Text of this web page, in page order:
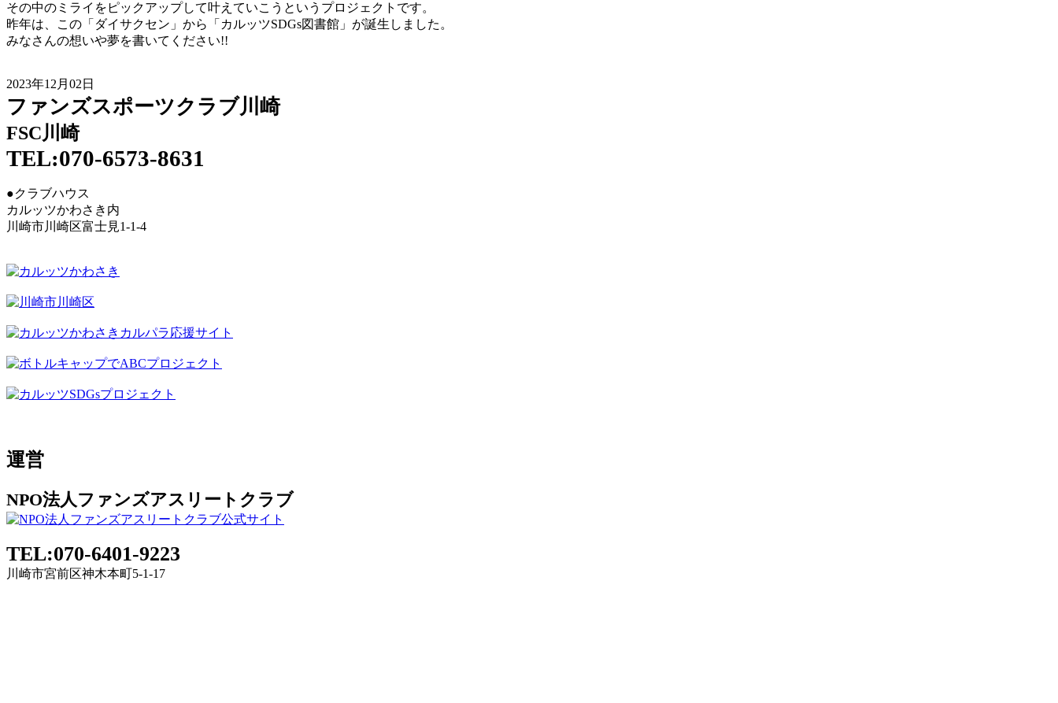
その中のミライをピックアップして叶えていこうというプロジェクトです。
昨年は、この「ダイサクセン」から「カルッツSDGs図書館」が誕生しました。
みなさんの想いや夢を書いてください!!
2023年12月02日
ファンズスポーツクラブ川崎
FSC川崎
TEL:070-6573-8631
●クラブハウス
カルッツかわさき内
川崎市川崎区富士見1-1-4
運営
NPO法人ファンズアスリートクラブ
TEL:070-6401-9223
川崎市宮前区神木本町5-1-17